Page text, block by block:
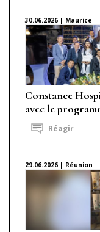
30.06.2026 | Maurice
Constance
avec le
Réagir
29.06.2026 | Réunion